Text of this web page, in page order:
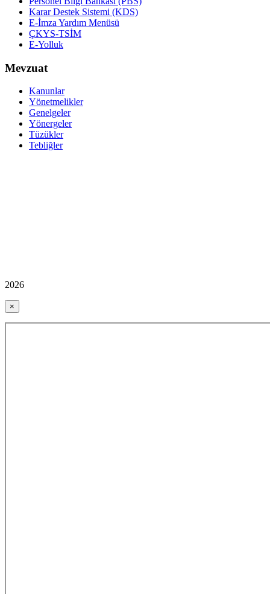
Karar Destek Sistemi (KDS)
E-İmza Yardım Menüsü
ÇKYS-TSİM
E-Yolluk
Mevzuat
Kanunlar
Yönetmelikler
Genelgeler
Yönergeler
Tüzükler
Tebliğler
2026
×